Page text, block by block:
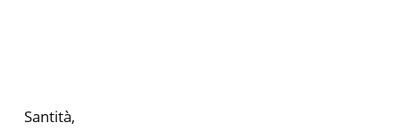
Santità,